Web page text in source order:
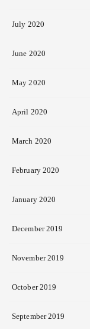
July 2020
June 2020
May 2020
April 2020
March 2020
February 2020
January 2020
December 2019
November 2019
October 2019
September 2019